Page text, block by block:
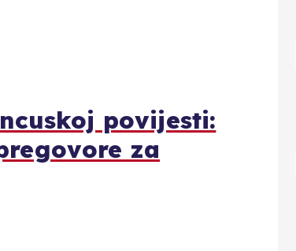
povijesti:
za